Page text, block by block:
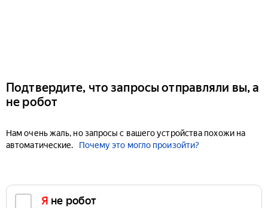
Подтвердите, что запросы отправляли вы, а
не робот
Нам очень жаль, но запросы с вашего устройства похожи на
автоматические.
Почему это могло произойти?
Я не робот